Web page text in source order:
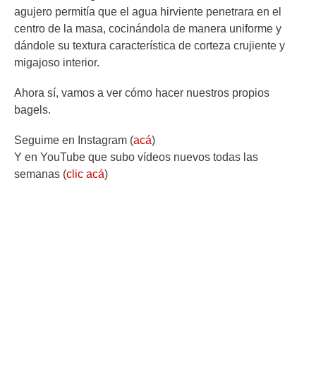
agujero permitía que el agua hirviente penetrara en el
centro de la masa, cocinándola de manera uniforme y
dándole su textura característica de corteza crujiente y
migajoso interior.
Ahora sí, vamos a ver cómo hacer nuestros propios
bagels.
Seguime en Instagram (acá)
Y en YouTube que subo vídeos nuevos todas las
semanas (clic acá)